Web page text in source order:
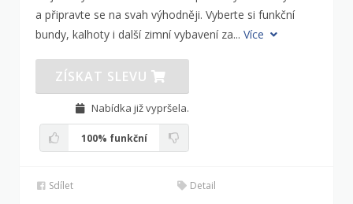
a připravte se na svah výhodněji. Vyberte si funkční
bundy, kalhoty i další zimní vybavení za... Více
ZÍSKAT SLEVU
Nabídka již vypršela.
100% funkční
Sdílet Detail